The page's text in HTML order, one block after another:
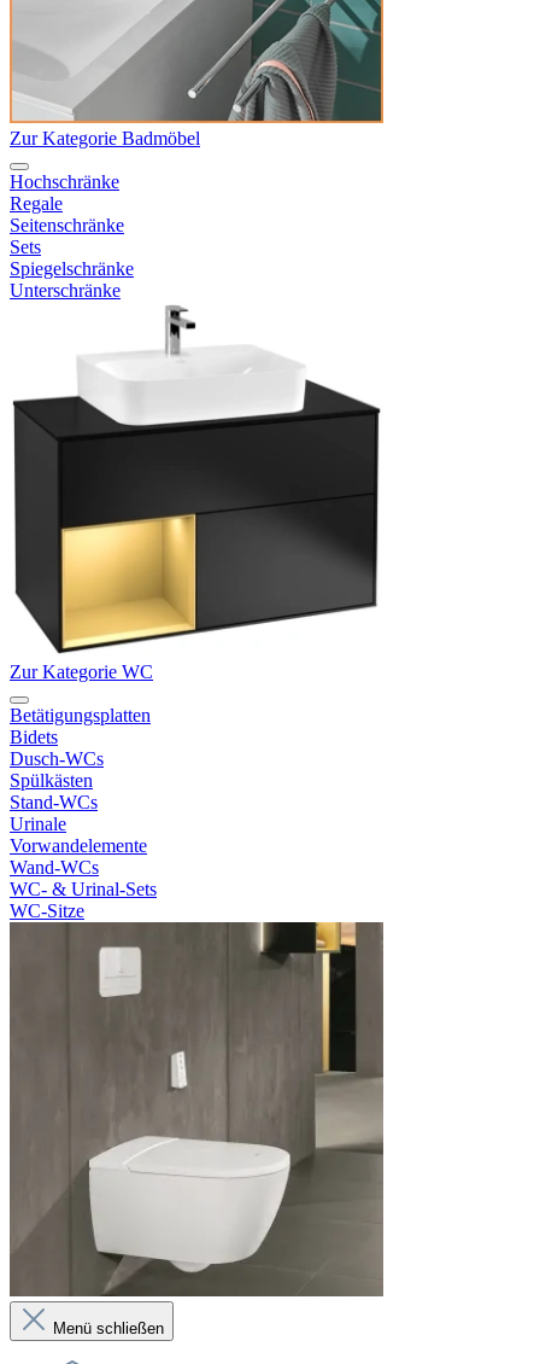
Zur Kategorie Badmöbel
Hochschränke
Regale
Seitenschränke
Sets
Spiegelschränke
Unterschränke
Zur Kategorie WC
Betätigungsplatten
Bidets
Dusch-WCs
Spülkästen
Stand-WCs
Urinale
Vorwandelemente
Wand-WCs
WC- & Urinal-Sets
WC-Sitze
Menü schließen